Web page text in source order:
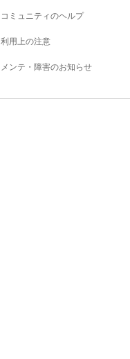
コミュニティのヘルプ
利用上の注意
メンテ・障害のお知らせ